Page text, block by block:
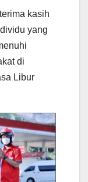
kasih
yang
di
Libur